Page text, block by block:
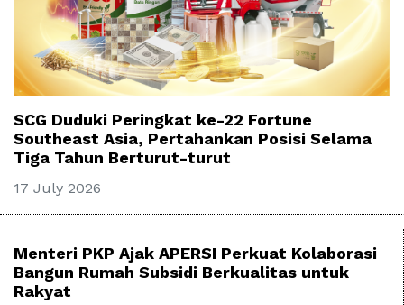
SCG Duduki Peringkat ke-22 Fortune
Southeast Asia, Pertahankan Posisi Selama
Tiga Tahun Berturut-turut
17 July 2026
Menteri PKP Ajak APERSI Perkuat Kolaborasi
Bangun Rumah Subsidi Berkualitas untuk
Rakyat